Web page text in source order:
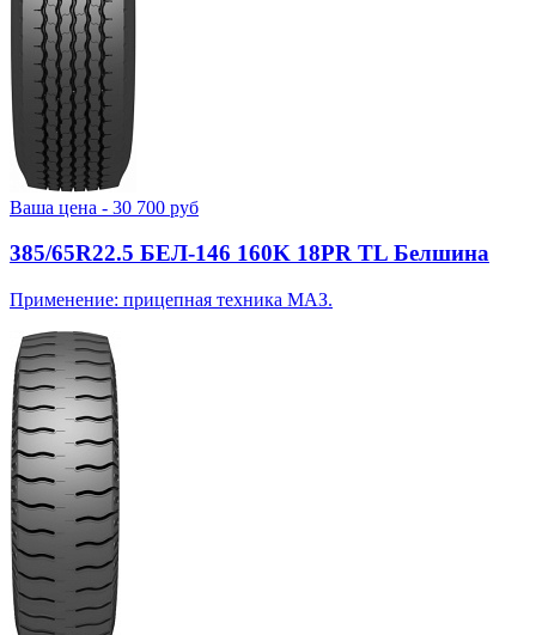
Ваша цена - 30 700 руб
385/65R22.5 БЕЛ-146 160K 18PR TL Белшина
Применение: прицепная техника МАЗ.